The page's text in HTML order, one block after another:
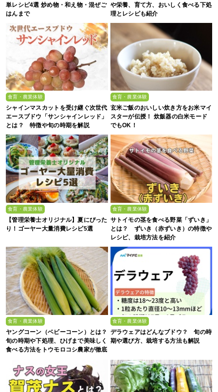
単レシピ4選 炒め物・和え物・混ぜご
はんまで
や栄養、育て方、おいしく食べる下処
理とレシピも紹介
食育・農業体験
シャインマスカットを受け継ぐ次世代
エースブドウ「サンシャインレッド」
とは？ 特徴や旬の時期を解説
食育・農業体験
玄米ご飯のおいしい炊き方をお米マイ
スターが伝授！ 炊飯器の白米モード
でもOK！
食育・農業体験
【管理栄養士オリジナル】夏にぴった
り！ゴーヤー大量消費レシピ5選
食育・農業体験
サトイモの茎を食べる野菜「ずいき」
とは？ ずいき（赤ずいき）の特徴や
レシピ、栽培方法を紹介
食育・農業体験
ヤングコーン（ベビーコーン）とは？
旬の時期や下処理、ひげまで美味しく
食べる方法をトウモロコシ農家が徹底
食育・農業体験
デラウェアはどんなブドウ？ 旬の時
期や選び方、栽培する方法も解説